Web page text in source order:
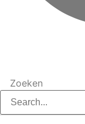
Zoeken